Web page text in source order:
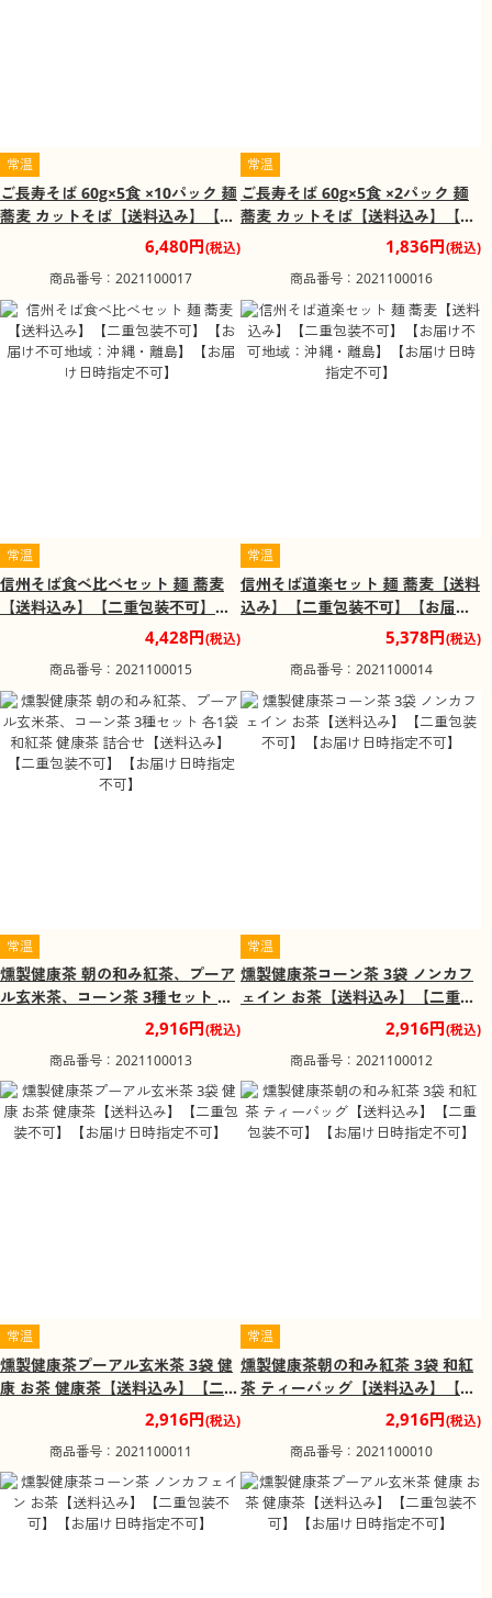
常温
ご長寿そば 60g×5食 ×10パック 麺
蕎麦 カットそば【送料込み】【二
重包装不可】【お届け不可地域：
沖縄・離島】【お届け日時指定不
6,480円(税込)
商品番号：2021100017
常温
ご長寿そば 60g×5食 ×2パック 麺
蕎麦 カットそば【送料込み】【二
重包装不可】【お届け不可地域：
沖縄・離島】【お届け日時指定不
1,836円(税込)
商品番号：2021100016
常温
信州そば食べ比べセット 麺 蕎麦
【送料込み】【二重包装不可】
【お届け不可地域：沖縄・離島】
【お届け日時指定不可】
4,428円(税込)
商品番号：2021100015
常温
信州そば道楽セット 麺 蕎麦【送料
込み】【二重包装不可】【お届け
不可地域：沖縄・離島】【お届け
5,378円(税込)
商品番号：2021100014
常温
燻製健康茶 朝の和み紅茶、プーア
ル玄米茶、コーン茶 3種セット 各
1袋 和紅茶 健康茶 詰合せ【送料込
み】【二重包装不可】【お届け日
時指定不可】
2,916円(税込)
商品番号：2021100013
常温
燻製健康茶コーン茶 3袋 ノンカフ
ェイン お茶【送料込み】【二重包
装不可】【お届け日時指定不可】
2,916円(税込)
商品番号：2021100012
常温
燻製健康茶プーアル玄米茶 3袋 健
康 お茶 健康茶【送料込み】【二重
包装不可】【お届け日時指定不
2,916円(税込)
商品番号：2021100011
常温
燻製健康茶朝の和み紅茶 3袋 和紅
茶 ティーバッグ【送料込み】【二
重包装不可】【お届け日時指定不
2,916円(税込)
商品番号：2021100010